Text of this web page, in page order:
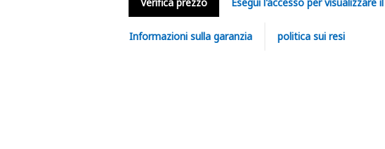
Informazioni sulla garanzia politica sui resi